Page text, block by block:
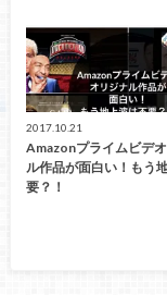
2017.10.21
Amazonプライムビデ
ル作品が面白い！もう
要？！